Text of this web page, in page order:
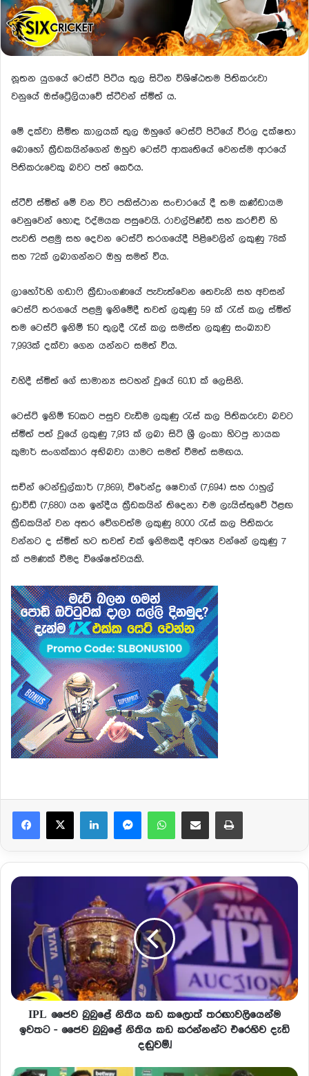
නූතන යුගයේ ටෙස්ට් පිටිය තුල සිටින විශිෂ්ඨතම පිතිකරුවා
වනුයේ ඔස්ට්‍රේලියාවේ ස්ටීවන් ස්මිත්‍ ය.
මේ දක්වා සීමිත කාලයක් තුල ඔහුගේ ටෙස්ට් පිටියේ විරල දක්ෂතා
බොහෝ ක්‍රීඩකයින්ගෙන් ඔහුව ටෙස්ට් ආකෘතියේ වෙනස්ම ආරයේ
පිතිකරුවෙකු බවට පත් කෙරීය.
ස්ටීව් ස්මිත් මේ වන විට පකිස්ථාන සංචාරයේ දී තම කණ්ඩායම
වෙනුවෙන් හොඳ රිද්මයක පසුවෙයි. රාවල්පිණ්ඩි සහ කරච්චි හි
පැවති පළමු සහ දෙවන ටෙස්ට් තරගයේදී පිළිවෙලින් ලකුණු 78ක්
සහ 72ක් ලබාගන්නට ඔහු සමත් විය.
ලාහෝර්හි ගඩාෆි ක්‍රීඩාංගණයේ පැවැත්වෙන තෙවැනි සහ අවසන්
ටෙස්ට් තරගයේ පළමු ඉනිමේදී තවත් ලකුණු 59 ක් රැස් කල ස්මිත්
තම ටෙස්ට් ඉනිම් 150 තුලදී රැස් කල සමස්ත ලකුණු සංඛ්‍යාව
7,993ක් දක්වා ගෙන යන්නට සමත් විය.
එහිදී ස්මිත් ගේ සාමාන්‍ය සටහන් වූයේ 60.10 ක් ලෙසිනි.
ටෙස්ට් ඉනිම් 150කට පසුව වැඩිම ලකුණු රැස් කල පිතිකරුවා බවට
ස්මිත් පත් වූයේ ලකුණු 7,913 ක් ලබා සිටි ශ්‍රී ලංකා හිටපු නායක
කුමාර් සංගක්කාර අභිබවා යාමට සමත් වීමත් සමඟය.
සචින් ටෙන්ඩුල්කාර් (7,869), විරේන්ද්‍ර ෂෙවාග් (7,694) සහ රාහුල්
ඩ්‍රාවිඩ් (7,680) යන ඉන්දීය ක්‍රීඩකයින් තිදෙනා එම ලැයිස්තුවේ ඊළඟ
ක්‍රීඩකයින් වන අතර වේගවත්ම ලකුණු 8000 රැස් කල පිතිකරු
වන්නට ද ස්මිත් හට තවත් එක් ඉනිමකදී අවශ්‍ය වන්නේ ලකුණු 7
ක් පමණක් වීමද විශේෂත්වයකි.
IPL ජෛව බුබුළේ නිතිය කඩ කලොත් තරඟාවලියෙන්ම
ඉවතට - ජෛව බුබුළේ නිතිය කඩ කරන්නන්ට එරෙහිව දැඩි
දඬුවම්.!